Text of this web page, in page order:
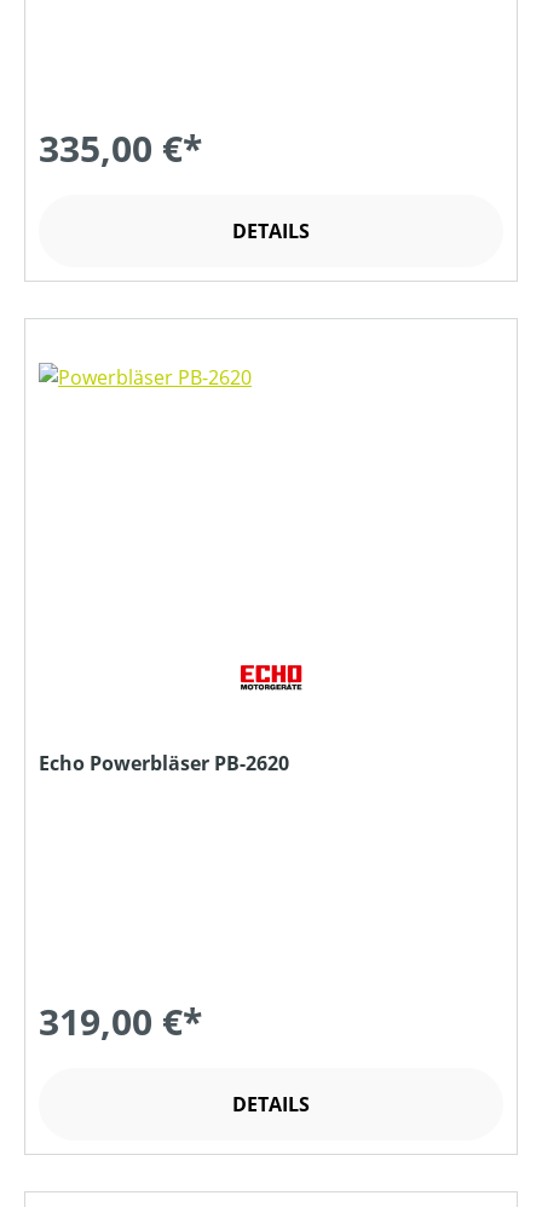
335,00 €*
DETAILS
Echo Powerbläser PB-2620
319,00 €*
DETAILS